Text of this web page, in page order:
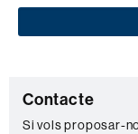
C
Contacte
Si vols proposar-